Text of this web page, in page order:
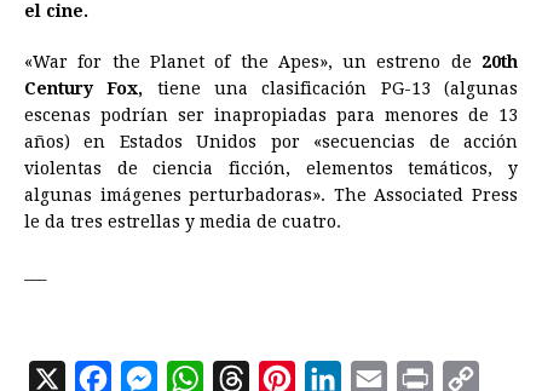
el cine.
«War for the Planet of the Apes», un estreno de 20th
Century Fox, tiene una clasificación PG-13 (algunas
escenas podrían ser inapropiadas para menores de 13
años) en Estados Unidos por «secuencias de acción
violentas de ciencia ficción, elementos temáticos, y
algunas imágenes perturbadoras». The Associated Press
le da tres estrellas y media de cuatro.
X M W